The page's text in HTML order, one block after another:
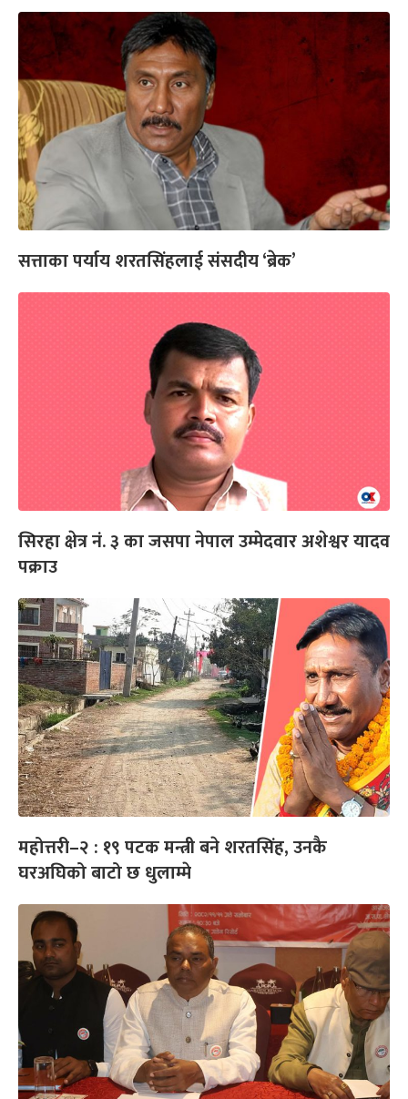
सत्ताका पर्याय शरतसिंहलाई संसदीय ‘ब्रेक’
सिरहा क्षेत्र नं. ३ का जसपा नेपाल उम्मेदवार अशेश्वर यादव
पक्राउ
महोत्तरी–२ : १९ पटक मन्त्री बने शरतसिंह, उनकै
घरअघिको बाटो छ धुलाम्मे